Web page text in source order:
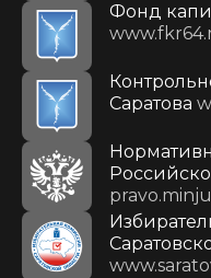
Фонд
Саратова